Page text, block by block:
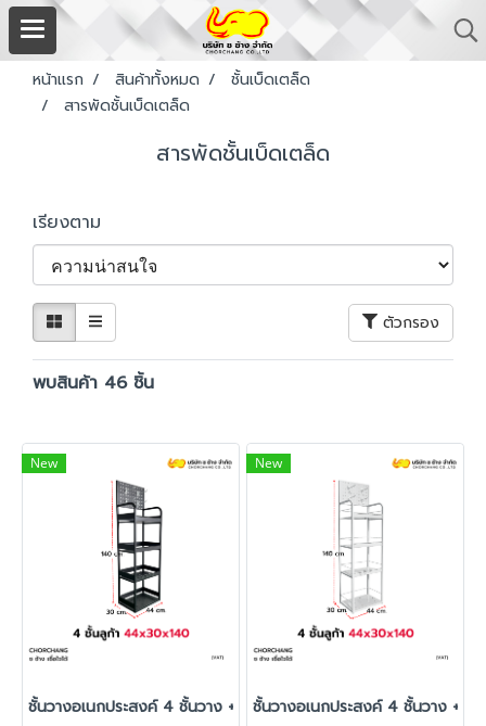
หน้าแรก สินค้าทั้งหมด
ชั้นเบ็ดเตล็ด
สารพัดชั้นเบ็ดเตล็ด
สารพัดชั้นเบ็ดเตล็ด
เรียงตาม
ตัวกรอง
พบสินค้า 46 ชิ้น
New
ชั้นวางอเนกประสงค์ 4 ชั้นวาง + ฮุกแขวน รุ่น ลูก้า สีดำ
New
ชั้นวางอเนกประสงค์ 4 ชั้นวาง + ฮุ